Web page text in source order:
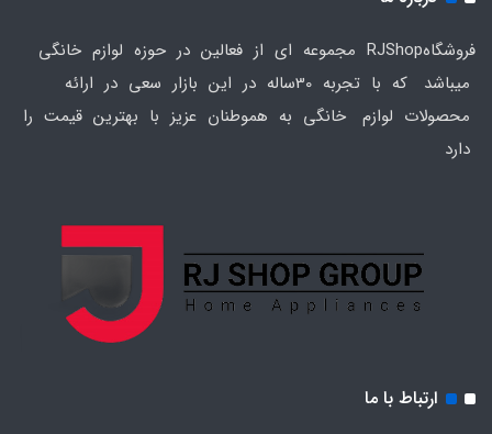
فروشگاهRJShop مجموعه ای از فعالین در حوزه لوازم خانگی
میباشد که با تجربه 30ساله در این بازار سعی در ارائه
محصولات لوازم خانگی به هموطنان عزیز با بهترین قیمت را
دارد
ارتباط با ما